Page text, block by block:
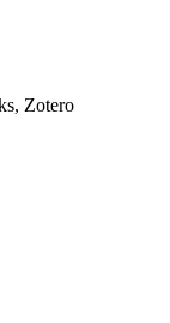
Zotero